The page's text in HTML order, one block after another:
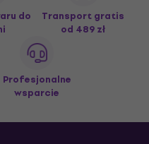
do
Transport gratis
od 489 zł
Profesjonalne
wsparcie